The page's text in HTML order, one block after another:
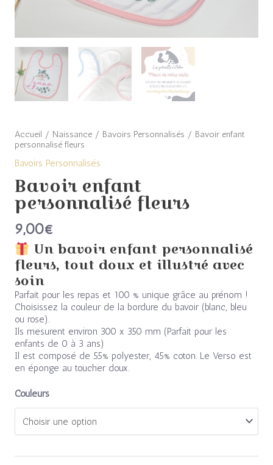
Accueil / Naissance/ Bavoirs Personnalisés / Bavoir enfant
personnalisé fleurs
Bavoirs Personnalisés
Bavoir enfant
personnalisé fleurs
9,00€
Un bavoir enfant personnalisé
fleurs, tout doux et illustré avec
soin
Parfait pour les repas et 100 % unique grâce au prénom !
Choisissez la couleur de la bordure du bavoir (blanc, bleu
ou rose).
Ils mesurent environ 300 x 350 mm (Parfait pour les
enfants de 0 à 3 ans)
Il est composé de 55% polyester, 45% coton. Le Verso est
en éponge au toucher doux.
Couleurs